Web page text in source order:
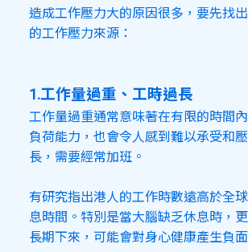
造成工作壓力大的原因很多，要先找
的工作壓力來源：
1.工作量過重、工時過長
工作量過重通常意味著在有限的時間
負荷能力，也會令人感到難以承受和
長，需要經常加班。
有研究指出港人的工作時數遠高於全
息時間。特別是當大腦缺乏休息時，